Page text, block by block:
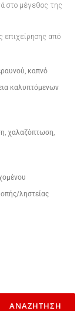
στο μέγεθος της
επιχείρησης από
καπνό
καλυπτόμενων
χαλαζόπτωση,
ληστείας